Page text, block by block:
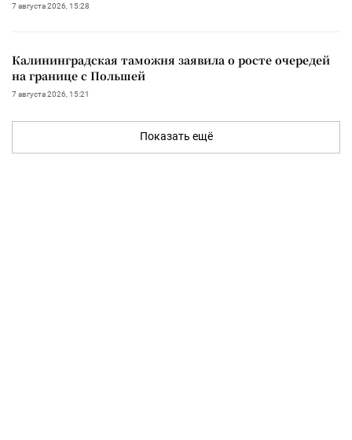
7 августа 2026, 15:28
Калининградская таможня заявила о росте очередей
на границе с Польшей
7 августа 2026, 15:21
Показать ещё